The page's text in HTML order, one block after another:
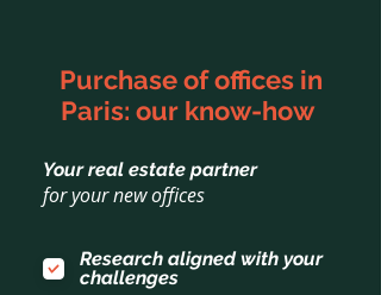
Purchase of offices in
Paris: our know-how
Your real estate partner
for your new offices
Research aligned with your
challenges